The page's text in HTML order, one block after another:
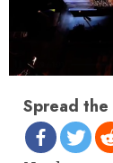
Spread the